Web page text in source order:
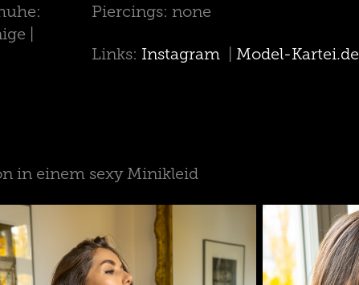
|
Piercings: none
Links: Instagram Model-Kartei.de
in einem sexy Minikleid